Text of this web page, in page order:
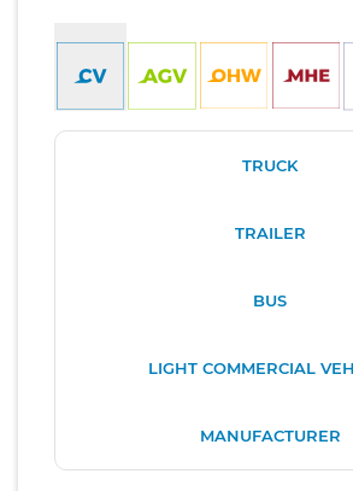
TRUCK
TRAILER
BUS
LIGHT COMMERCIAL
MANUFACTURER